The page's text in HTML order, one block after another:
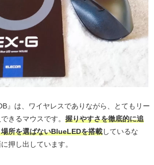
』は、ワイヤレスでありながら、とてもリー
きるマウスです。 握りやすさを徹底的に追
所を選ばないBlueLEDを搭載しているな
押し出しています。